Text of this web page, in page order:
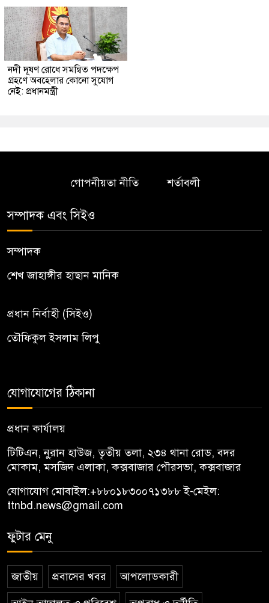
নদী দূষণ রোধে সমন্বিত পদক্ষেপ
গ্রহণে অবহেলার কোনো সুযোগ
নেই: প্রধানমন্ত্রী
গোপনীয়তা নীতি শর্তাবলী
সম্পাদক এবং সিইও
সম্পাদক
শেখ জাহাঙ্গীর হাছান মানিক
প্রধান নির্বাহী (সিইও)
তৌফিকুল ইসলাম লিপু
যোগাযোগের ঠিকানা
প্রধান কার্যালয়
টিটিএন, নু্রান হাউজ, তৃতীয় তলা, ২৩৪ থানা রোড, বদর
মোকাম, মসজিদ এলাকা, কক্সবাজার পৌরসভা, কক্সবাজার
যোগাযোগ মোবাইল:+৮৮০১৮৩০০৭১৩৮৮ই-মেইল:
ttnbd.news@gmail.com
ফুটার মেনু
জাতীয় প্রবাসের খবর আপলোডকারী